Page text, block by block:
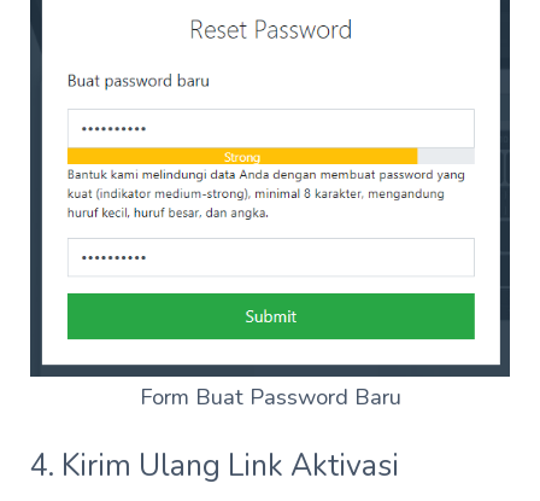
Form Buat Password Baru
4. Kirim Ulang Link Aktivasi